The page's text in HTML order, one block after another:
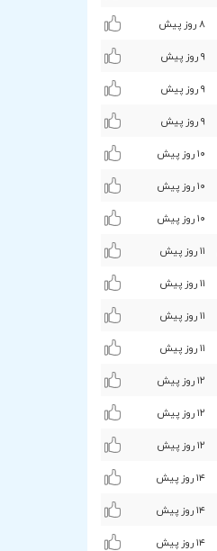
۸ روز پیش
٩ روز پیش
٩ روز پیش
٩ روز پیش
۱۰ روز پیش
۱۰ روز پیش
۱۰ روز پیش
۱۱ روز پیش
۱۱ روز پیش
۱۱ روز پیش
۱۱ روز پیش
۱۲ روز پیش
۱۲ روز پیش
۱۲ روز پیش
۱۴ روز پیش
۱۴ روز پیش
۱۴ روز پیش